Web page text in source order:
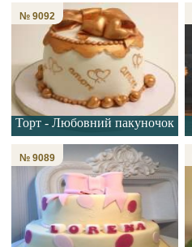
Торт - Любовний пакуночок
№ 9092
№ 9089